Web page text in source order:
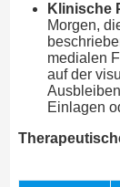
Klinische
Morgen,
medialen
auf der
Einlagen